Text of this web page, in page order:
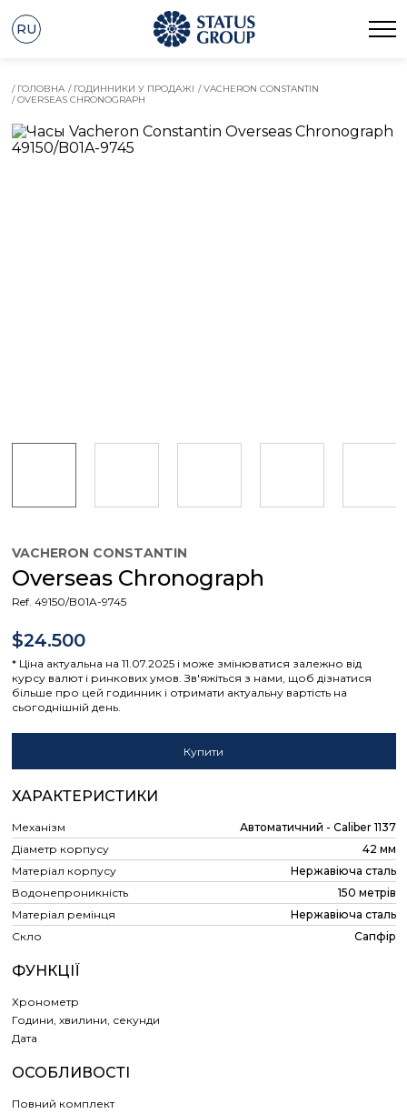
RU
/ ГОЛОВНА / ГОДИННИКИ У ПРОДАЖІ / VACHERON CONSTANTIN
/ OVERSEAS CHRONOGRAPH
VACHERON CONSTANTIN
Overseas Chronograph
Ref. 49150/B01A-9745
$24.500
* Ціна актуальна на 11.07.2025 і може змінюватися залежно від
курсу валют і ринкових умов. Зв'яжіться з нами, щоб дізнатися
більше про цей годинник і отримати актуальну вартість на
сьогоднішній день.
Купити
ХАРАКТЕРИСТИКИ
Механізм
Автоматичний - Сaliber 1137
Діаметр корпусу
42 мм
Матеріал корпусу
Нержавіюча сталь
Водонепроникність
150 метрів
Матеріал ремінця
Нержавіюча сталь
Скло
Сапфір
ФУНКЦІЇ
Хронометр
Години, хвилини, секунди
Дата
ОСОБЛИВОСТІ
Повний комплект